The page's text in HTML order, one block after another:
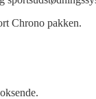
Chrono pakken.